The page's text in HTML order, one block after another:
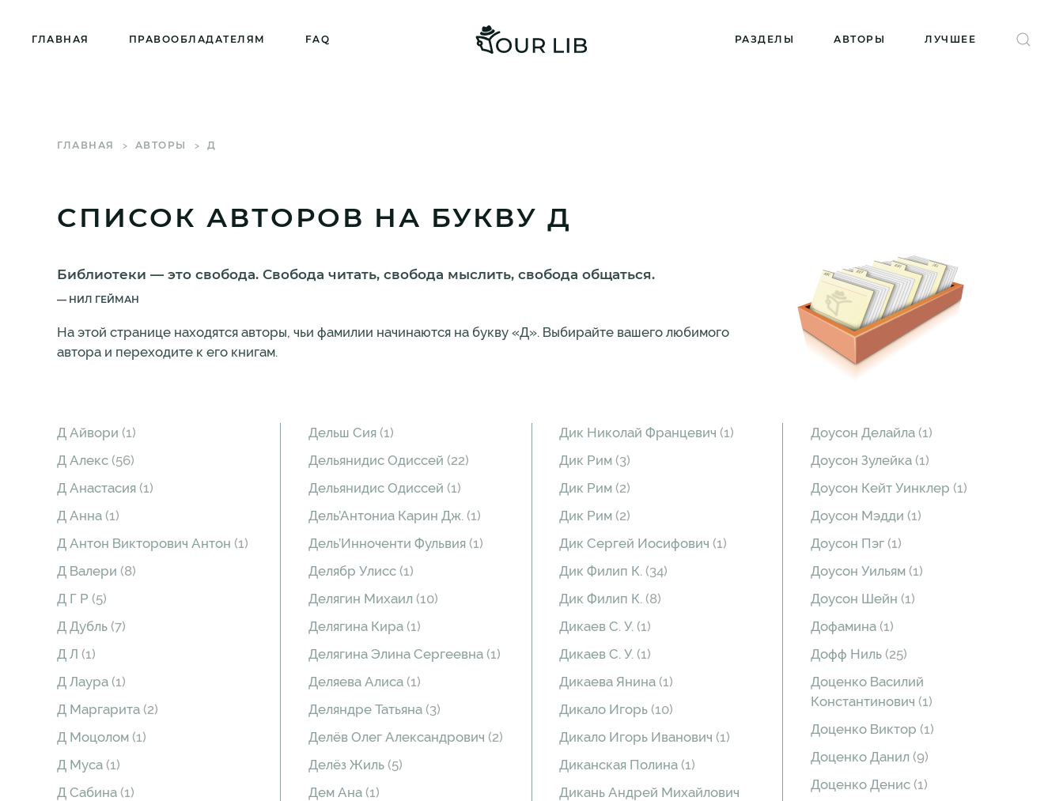
ГЛАВНАЯ ПРАВООБЛАДАТЕЛЯМ FAQ РАЗДЕЛЫ АВТОРЫ ЛУЧШЕЕ
ГЛАВНАЯ АВТОРЫ Д
СПИСОК АВТОРОВ НА БУКВУ Д
Библиотеки — это свобода. Свобода читать, свобода мыслить, свобода общаться.
НИЛ ГЕЙМАН
На этой странице находятся авторы, чьи фамилии начинаются на букву «Д». Выбирайте вашего любимого
автора и переходите к его книгам.
Д Айвори (1)
Д Алекс (56)
Д Анастасия (1)
Д Анна (1)
Д Антон Викторович Антон (1)
Д Валери (8)
Д Г Р (5)
Д Дубль (7)
Д Л (1)
Д Лаура (1)
Д Маргарита (2)
Д Моцолом (1)
Д Муса (1)
Д Сабина (1)
Дельш Сия (1)
Дельянидис Одиссей (22)
Дельянидис Одиссей (1)
Дель’Антониа Карин Дж. (1)
Дель’Инноченти Фульвия (1)
Делябр Улисс (1)
Делягин Михаил (10)
Делягина Кира (1)
Делягина Элина Сергеевна (1)
Деляева Алиса (1)
Деляндре Татьяна (3)
Делёв Олег Александрович (2)
Делёз Жиль (5)
Дем Ана (1)
Дик Николай Францевич (1)
Дик Рим (3)
Дик Рим (2)
Дик Рим (2)
Дик Сергей Иосифович (1)
Дик Филип К. (34)
Дик Филип К. (8)
Дикаев С. У. (1)
Дикаев С. У. (1)
Дикаева Янина (1)
Дикало Игорь (10)
Дикало Игорь Иванович (1)
Диканская Полина (1)
Дикань Андрей Михайлович
Доусон Делайла (1)
Доусон Зулейка (1)
Доусон Кейт Уинклер (1)
Доусон Мэдди (1)
Доусон Пэг (1)
Доусон Уильям (1)
Доусон Шейн (1)
Дофамина (1)
Дофф Ниль (25)
Доценко Василий
Константинович (1)
Доценко Виктор (1)
Доценко Данил (9)
Доценко Денис (1)